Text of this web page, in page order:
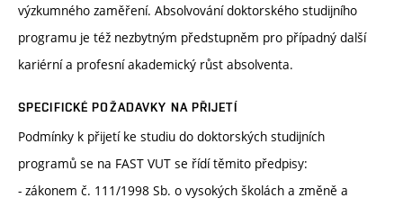
výzkumného zaměření. Absolvování doktorského studijního
programu je též nezbytným předstupněm pro případný další
kariérní a profesní akademický růst absolventa.
SPECIFICKÉ POŽADAVKY NA PŘIJETÍ
Podmínky k přijetí ke studiu do doktorských studijních
programů se na FAST VUT se řídí těmito předpisy:
- zákonem č. 111/1998 Sb. o vysokých školách a změně a